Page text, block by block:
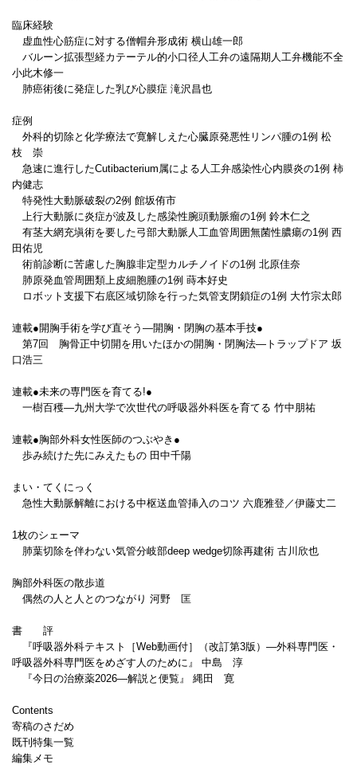
臨床経験
虚血性心筋症に対する僧帽弁形成術 横山雄一郎
バルーン拡張型経カテーテル的小口径人工弁の遠隔期人工弁機能不全
小此木修一
肺癌術後に発症した乳び心膜症 滝沢昌也
症例
外科的切除と化学療法で寛解しえた心臓原発悪性リンパ腫の1例 松
枝 崇
急速に進行したCutibacterium属による人工弁感染性心内膜炎の1例 柿
内健志
特発性大動脈破裂の2例 館坂侑市
上行大動脈に炎症が波及した感染性腕頭動脈瘤の1例 鈴木仁之
有茎大網充塡術を要した弓部大動脈人工血管周囲無菌性膿瘍の1例 西
田佑児
術前診断に苦慮した胸腺非定型カルチノイドの1例 北原佳奈
肺原発血管周囲類上皮細胞腫の1例 蒔本好史
ロボット支援下右底区域切除を行った気管支閉鎖症の1例 大竹宗太郎
連載●開胸手術を学び直そう―開胸・閉胸の基本手技●
第7回 胸骨正中切開を用いたほかの開胸・閉胸法―トラップドア 坂
口浩三
連載●未来の専門医を育てる!●
一樹百穫―九州大学で次世代の呼吸器外科医を育てる 竹中朋祐
連載●胸部外科女性医師のつぶやき●
歩み続けた先にみえたもの 田中千陽
まい・てくにっく
急性大動脈解離における中枢送血管挿入のコツ 六鹿雅登／伊藤丈二
1枚のシェーマ
肺葉切除を伴わない気管分岐部deep wedge切除再建術 古川欣也
胸部外科医の散歩道
偶然の人と人とのつながり 河野 匡
書 評
『呼吸器外科テキスト［Web動画付］（改訂第3版）―外科専門医・
呼吸器外科専門医をめざす人のために』 中島 淳
『今日の治療薬2026―解説と便覧』 縄田 寛
Contents
寄稿のさだめ
既刊特集一覧
編集メモ